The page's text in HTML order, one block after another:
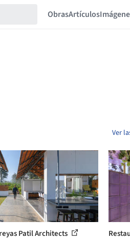
ObrasArtículos
Ver
Patil Architects